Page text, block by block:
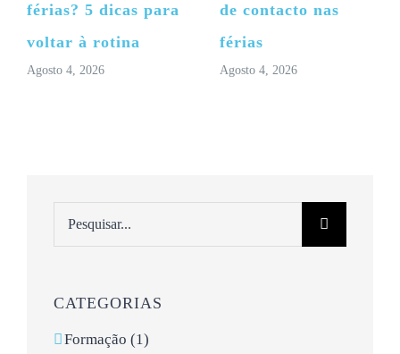
férias? 5 dicas para
voltar à rotina
Agosto 4, 2026
de contacto nas
férias
Agosto 4, 2026
CATEGORIAS
Formação (1)